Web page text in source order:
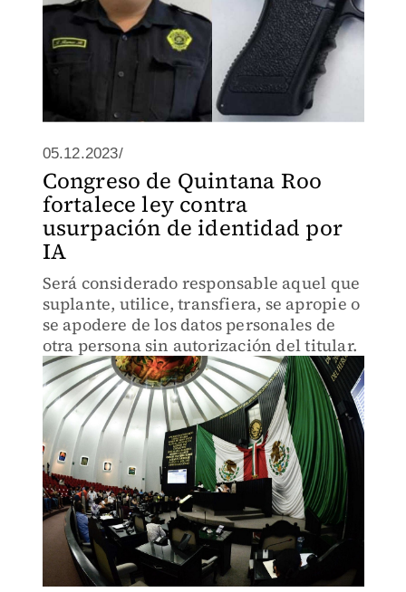
05.12.2023/
Congreso de Quintana Roo
fortalece ley contra
usurpación de identidad por
IA
Será considerado responsable aquel que
suplante, utilice, transfiera, se apropie o
se apodere de los datos personales de
otra persona sin autorización del titular.